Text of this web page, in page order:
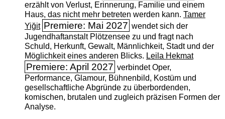
erzählt von Verlust, Erinnerung, Familie und einem
Haus, das nicht mehr betreten werden kann. Tamer
Yiğit Premiere: Mai 2027 wendet sich der
Jugendhaftanstalt Plötzensee zu und fragt nach
Schuld, Herkunft, Gewalt, Männlichkeit, Stadt und der
Möglichkeit eines anderen Blicks. Leila Hekmat
Premiere: April 2027 verbindet Oper,
Performance, Glamour, Bühnenbild, Kostüm und
gesellschaftliche Abgründe zu überbordenden,
komischen, brutalen und zugleich präzisen Formen der
Analyse.